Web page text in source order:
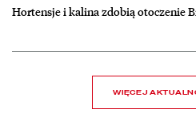
Hortensje i kalina zdobią otoczenie
WIĘCEJ